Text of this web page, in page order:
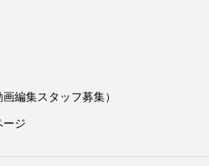
編集スタッフ募集）
ージ